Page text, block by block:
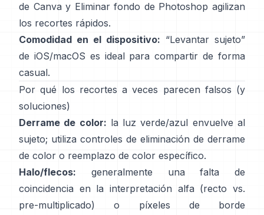
de Canva y Eliminar fondo de Photoshop agilizan
los recortes rápidos.
Comodidad en el dispositivo: “Levantar sujeto”
de iOS/macOS es ideal para compartir de forma
casual.
Por qué los recortes a veces parecen falsos (y
soluciones)
Derrame de color: la luz verde/azul envuelve al
sujeto; utiliza controles de eliminación de derrame
de color o reemplazo de color específico.
Halo/flecos: generalmente una falta de
coincidencia en la interpretación alfa (recto vs.
pre-multiplicado) o píxeles de borde